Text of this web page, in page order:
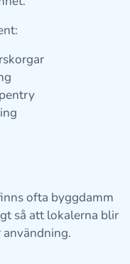
ofta byggdamm
så att lokalerna blir